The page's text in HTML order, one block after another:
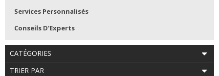
Services Personnalisés
Conseils D'Experts
CATÉGORIES
TRIER PAR